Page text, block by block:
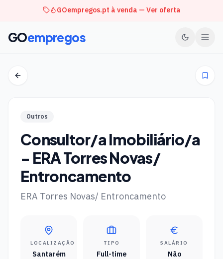
GOempregos.pt à venda — Ver oferta
GOempregos
Outros
Consultor/a Imobiliário/a
- ERA Torres Novas/
Entroncamento
ERA Torres Novas/ Entroncamento
LOCALIZAÇÃO
Santarém
TIPO
Full-time
SALÁRIO
Não